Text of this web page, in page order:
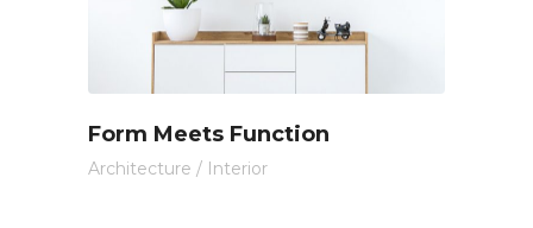
Form Meets Function
Architecture / Interior